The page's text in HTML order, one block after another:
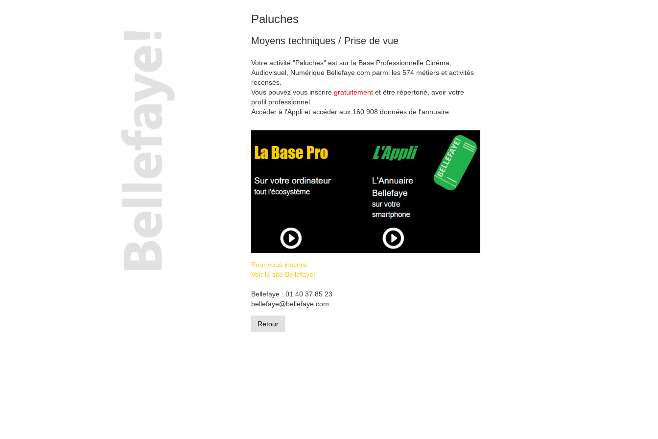
Paluches
Moyens techniques / Prise de vue
Votre activité "Paluches" est sur la Base Professionnelle Cinéma,
Audiovisuel, Numérique Bellefaye.com parmi les 574 métiers et activités
recensés.
Vous pouvez vous inscrire gratuitementet être répertorié, avoir votre
profil professionnel.
Accéder à l'Appli et accéder aux 160 908 données de l'annuaire.
Pour vous inscrire
Voir le site Bellefaye!
Bellefaye : 01 40 37 85 23
bellefaye@bellefaye.com
Retour